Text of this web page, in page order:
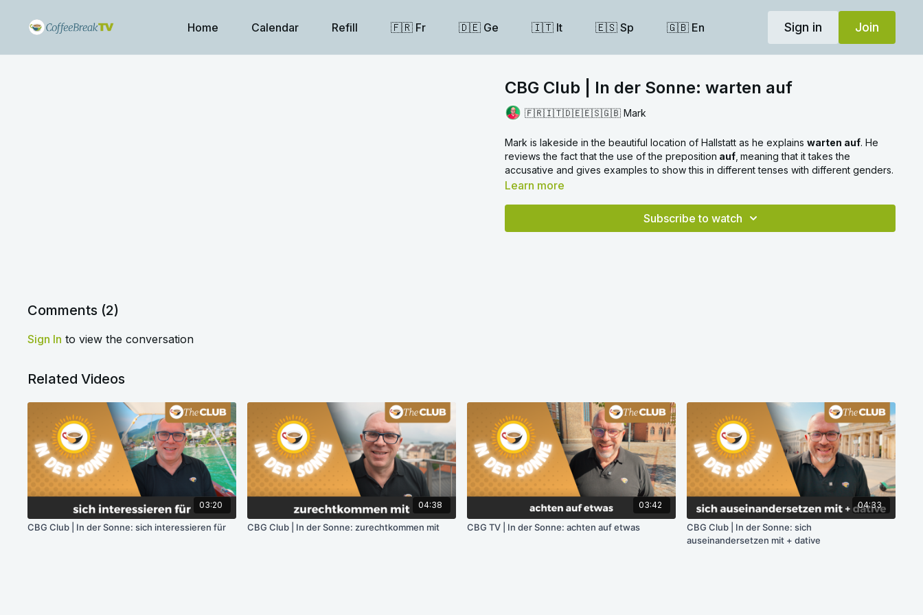
Home Calendar Refill 🇫🇷 Fr 🇩🇪 Ge 🇮🇹 It 🇪🇸 Sp 🇬🇧 En Sign in Join
CBG Club | In der Sonne: warten auf
🇫🇷🇮🇹🇩🇪🇪🇸🇬🇧 Mark
Mark is lakeside in the beautiful location of Hallstatt as he explainswarten auf. He
reviews the fact that the use of the preposition auf meaning that it takes the
accusative and gives examples to show this in different tenses with different genders.
Learn more
Subscribe to watch
Comments (2)
Sign In to view the conversation
Related Videos
03:20
CBG Club | In der Sonne: sich interessieren für
04:38
CBG Club | In der Sonne: zurechtkommen mit
03:42
CBG TV | In der Sonne: achten auf etwas
04:33
CBG Club | In der Sonne: sich
auseinandersetzen mit + dative